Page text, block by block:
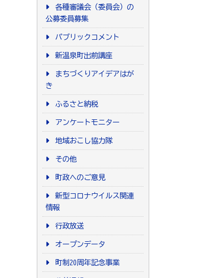
各種審議会（委員会）の
公募委員募集
パブリックコメント
新温泉町出前講座
まちづくりアイデアはが
き
ふるさと納税
アンケートモニター
地域おこし協力隊
その他
町政へのご意見
新型コロナウイルス関連
情報
行政放送
オープンデータ
町制20周年記念事業